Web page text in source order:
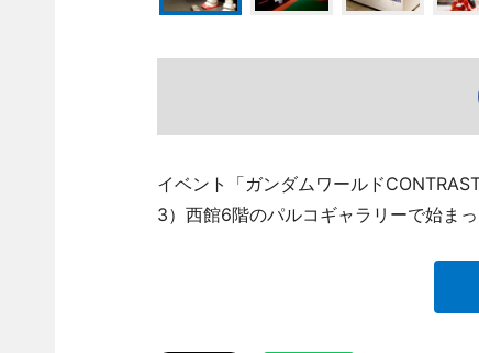
イベント「ガンダムワールド
3）西館6階のパルコギャラリーで始まっ